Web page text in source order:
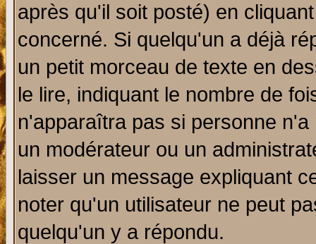
après qu'il soit posté) en
concerné. Si quelqu'un a déjà
un petit morceau de texte en
le lire, indiquant le nombre de
n'apparaîtra pas si personne
un modérateur ou un
laisser un message expliquant
noter qu'un utilisateur ne peut
quelqu'un y a répondu.